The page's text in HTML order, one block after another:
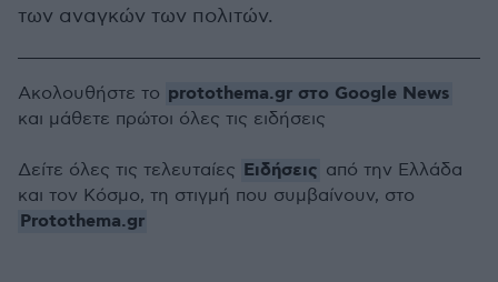
των αναγκών των πολιτών.
Ακολουθήστε το protothema.gr στο Google News
και μάθετε πρώτοι όλες τις ειδήσεις
Δείτε όλες τις τελευταίες Ειδήσεις από την Ελλάδα
και τον Κόσμο, τη στιγμή που συμβαίνουν, στο
Protothema.gr